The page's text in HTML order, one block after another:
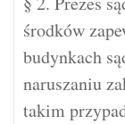
środków
budynkach
naruszaniu
takim